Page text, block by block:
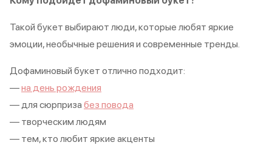
Такой букет выбирают люди, которые любят яркие
эмоции, необычные решения и современные тренды.
Дофаминовый букет отлично подходит:
—на день рождения
— для сюрприза без повода
— творческим людям
— тем, кто любит яркие акценты